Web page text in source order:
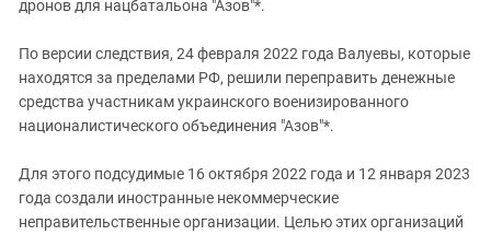
Ставропольский край
Чечня
Южная Осетия
Южный Кавказ
дронов для нацбатальона "Азов"*.
По версии следствия, 24 февраля 2022 года Валуевы, которые
находятся за пределами РФ, решили переправить денежные
средства участникам украинского военизированного
националистического объединения "Азов"*.
Для этого подсудимые 16 октября 2022 года и 12 января 2023
года создали иностранные некоммерческие
неправительственные организации. Целью этих организаций